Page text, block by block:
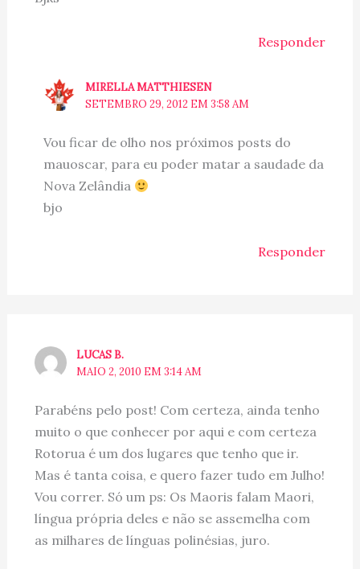
Responder
MIRELLA MATTHIESEN
SETEMBRO 29, 2012 EM 3:58 AM
Vou ficar de olho nos próximos posts do
mauoscar, para eu poder matar a saudade da
Nova Zelândia
bjo
Responder
LUCAS B.
MAIO 2, 2010 EM 3:14 AM
Parabéns pelo post! Com certeza, ainda tenho
muito o que conhecer por aqui e com certeza
Rotorua é um dos lugares que tenho que ir.
Mas é tanta coisa, e quero fazer tudo em Julho!
Vou correr. Só um ps: Os Maoris falam Maori,
língua própria deles e não se assemelha com
as milhares de línguas polinésias, juro.